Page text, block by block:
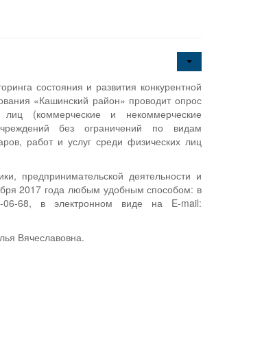
состояния и развития конкурентной
«Кашинский район» проводит опрос
(коммерческие и некоммерческие
без ограничений по видам
работ и услуг среди физических лиц
предпринимательской деятельности и
2017 года любым удобным способом: в
68, в электронном виде на E-mail:
Вячеславовна.